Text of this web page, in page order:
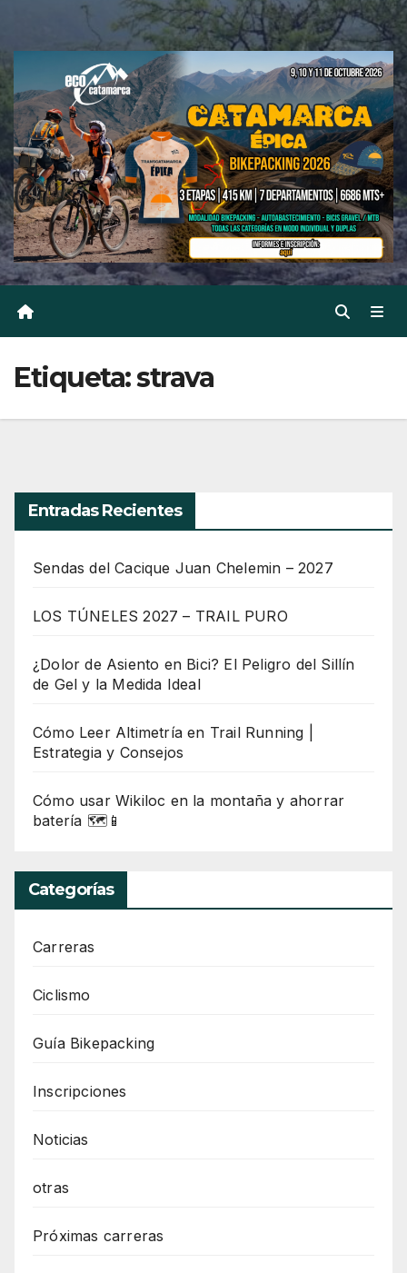
Etiqueta:strava
Entradas Recientes
Sendas del Cacique Juan Chelemin – 2027
LOS TÚNELES 2027 – TRAIL PURO
¿Dolor de Asiento en Bici? El Peligro del Sillín
de Gel y la Medida Ideal
Cómo Leer Altimetría en Trail Running |
Estrategia y Consejos
Cómo usar Wikiloc en la montaña y ahorrar
batería 🗺️📱
Categorías
Carreras
Ciclismo
Guía Bikepacking
Inscripciones
Noticias
otras
Próximas carreras